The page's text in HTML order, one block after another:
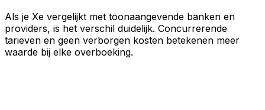
Als je Xe vergelijkt met toonaangevende banken en
providers, is het verschil duidelijk. Concurrerende
tarieven en geen verborgen kosten betekenen meer
waarde bij elke overboeking.